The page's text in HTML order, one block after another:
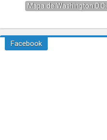
Mapa de Washington D.C.
Facebook